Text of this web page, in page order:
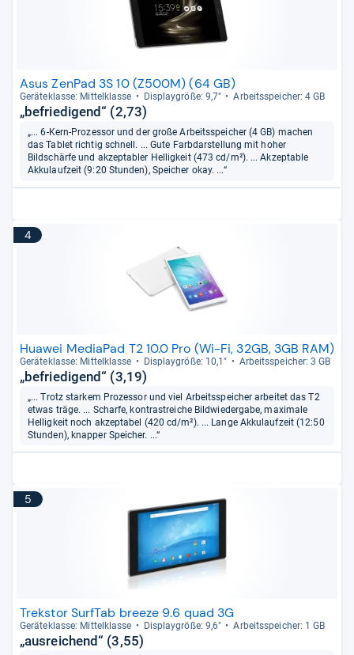
Asus ZenPad 3S 10 (Z500M) (64 GB)
Gerä­te­klasse: Mit­tel­klasse Dis­play­größe: 9,7" Arbeitsspei­cher: 4 GB
„befriedigend“ (2,73)
„... 6-Kern-Prozessor und der große Arbeitsspeicher (4 GB) machen
das Tablet richtig schnell. ... Gute Farbdarstellung mit hoher
Bildschärfe und akzeptabler Helligkeit (473 cd/m²). ... Akzeptable
Akkulaufzeit (9:20 Stunden), Speicher okay. ...“
4
Huawei MediaPad T2 10.0 Pro (Wi-Fi, 32GB, 3GB RAM)
Gerä­te­klasse: Mit­tel­klasse Dis­play­größe: 10,1" Arbeitsspei­cher: 3 GB
„befriedigend“ (3,19)
„... Trotz starkem Prozessor und viel Arbeitsspeicher arbeitet das T2
etwas träge. ... Scharfe, kontrastreiche Bildwiedergabe, maximale
Helligkeit noch akzeptabel (420 cd/m²). ... Lange Akkulaufzeit (12:50
Stunden), knapper Speicher. ...“
5
Trekstor SurfTab breeze 9.6 quad 3G
Gerä­te­klasse: Mit­tel­klasse Dis­play­größe: 9,6" Arbeitsspei­cher: 1 GB
„ausreichend“ (3,55)